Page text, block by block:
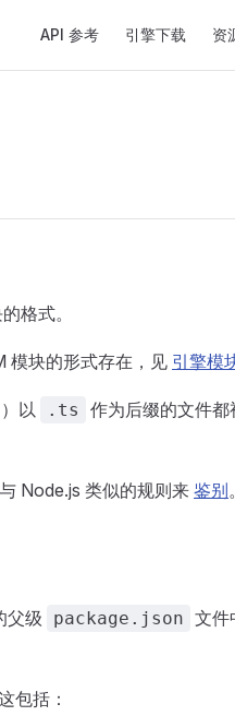
API 参考 引擎下载 资
格式。
模块的形式存在，见 引擎模
以 .ts 作为后缀的文件
Node.js 类似的规则来 鉴别
父级 package.json 文件
包括：